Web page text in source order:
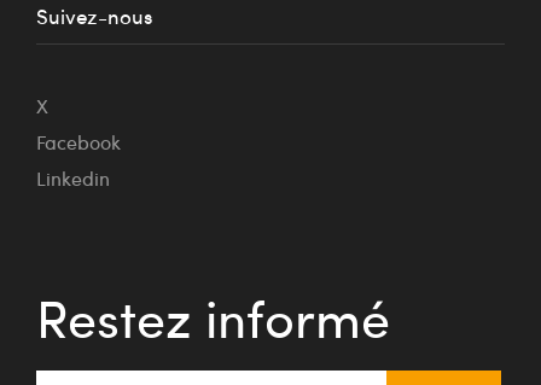
Suivez-nous
X
Facebook
Linkedin
Restez informé